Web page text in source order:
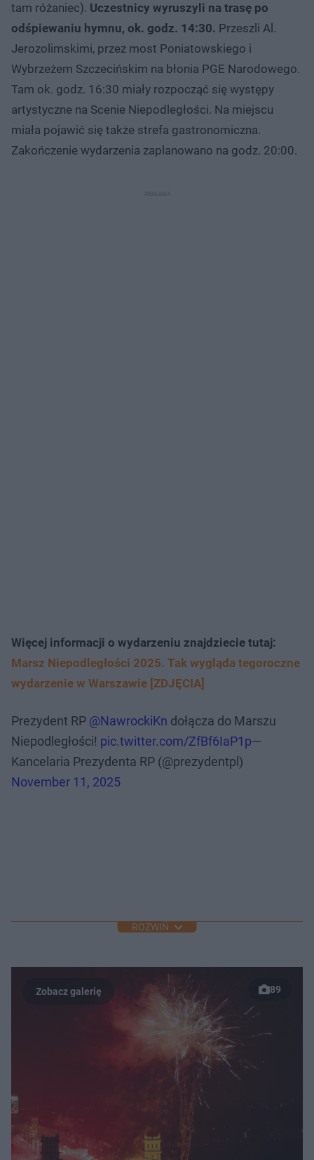
tam różaniec). Uczestnicy wyruszyli na trasę po
odśpiewaniu hymnu, ok. godz. 14:30. Przeszli Al.
Jerozolimskimi, przez most Poniatowskiego i
Wybrzeżem Szczecińskim na błonia PGE Narodowego.
Tam ok. godz. 16:30 miały rozpocząć się występy
artystyczne na Scenie Niepodległości. Na miejscu
miała pojawić się także strefa gastronomiczna.
Zakończenie wydarzenia zaplanowano na godz. 20:00.
Więcej informacji o wydarzeniu znajdziecie tutaj:
Marsz Niepodległości 2025. Tak wygląda tegoroczne
wydarzenie w Warszawie [ZDJĘCIA]
Prezydent RP @NawrockiKn dołącza do Marszu
Niepodległości! pic.twitter.com/ZfBf6IaP1p—
Kancelaria Prezydenta RP (@prezydentpl)
November 11, 2025
ROZWIŃ
89